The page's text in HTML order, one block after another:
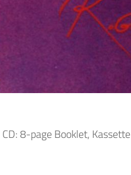
8-page Booklet, Kassette